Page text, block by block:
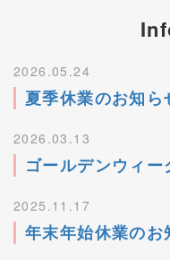
2026.05.24
夏季休業のお知ら
2026.03.13
ゴールデンウィ
2025.11.17
年末年始休業のお